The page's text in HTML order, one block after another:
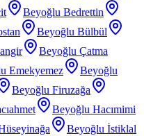
Beyoğlu Bedrettin
Beyoğlu Bülbül
Beyoğlu Çatma
Emekyemez
Beyoğlu
Beyoğlu Firuzağa
Beyoğlu Hacımimi
Beyoğlu İstiklal